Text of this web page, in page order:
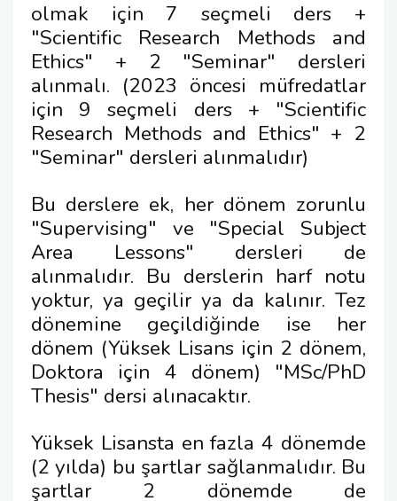
olmak için 7 seçmeli ders +
"Scientific Research Methods and
Ethics" + 2 "Seminar" dersleri
alınmalı. (2023 öncesi müfredatlar
için 9 seçmeli ders + "Scientific
Research Methods and Ethics" + 2
"Seminar" dersleri alınmalıdır)
Bu derslere ek, her dönem zorunlu
"Supervising" ve "Special Subject
Area Lessons" dersleri de
alınmalıdır. Bu derslerin harf notu
yoktur, ya geçilir ya da kalınır. Tez
dönemine geçildiğinde ise her
dönem (Yüksek Lisans için 2 dönem,
Doktora için 4 dönem) "MSc/PhD
Thesis" dersi alınacaktır.
Yüksek Lisansta en fazla 4 dönemde
(2 yılda) bu şartlar sağlanmalıdır. Bu
şartlar 2 dönemde de
Kalite Yönetim Takvimi